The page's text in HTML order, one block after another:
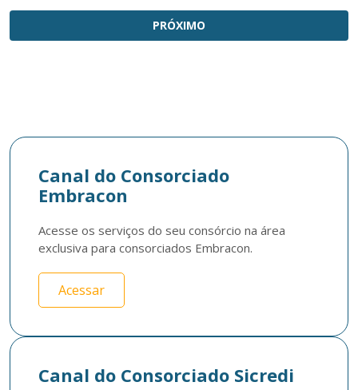
PRÓXIMO
Canal do Consorciado
Embracon
Acesse os serviços do seu consórcio na área
exclusiva para consorciados Embracon.
Acessar
Canal do Consorciado Sicredi